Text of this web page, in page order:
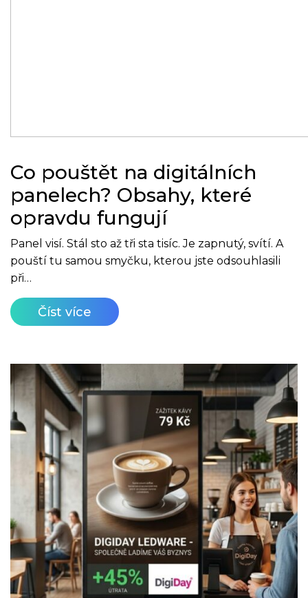
Co pouštět na digitálních
panelech? Obsahy, které
opravdu fungují
Panel visí. Stál sto až tři sta tisíc. Je zapnutý, svítí. A
pouští tu samou smyčku, kterou jste odsouhlasili
při…
Číst více